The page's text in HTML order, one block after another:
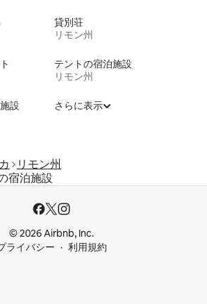
貸別荘
リモン州
テントの宿泊施設
リモン州
設
さらに表示
リモン州
宿泊施設
© 2026 Airbnb, Inc.
ライバシー
利用規約